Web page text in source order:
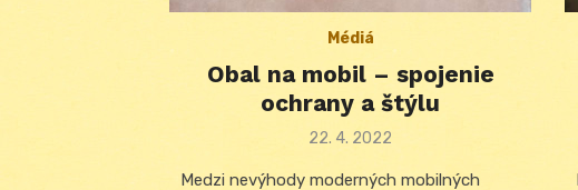
Médiá
Obal na mobil – spojenie
ochrany a štýlu
Posted
22. 4. 2022
Medzi nevýhody moderných mobilných